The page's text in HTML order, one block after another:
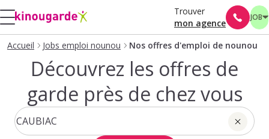
Trouver
mon agence
JOB
Accueil Jobs emploi nounou Nos offres d'emploi de nounou
Découvrez les offres de
garde près de chez vous